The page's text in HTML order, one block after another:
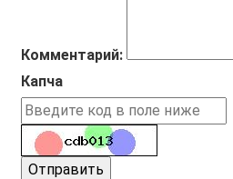
Комментарий:
Капча
Отправить